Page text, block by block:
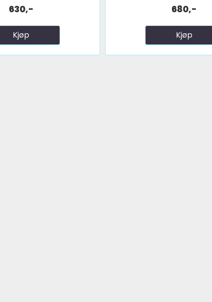
630,-
Kjøp
680,-
Kjøp